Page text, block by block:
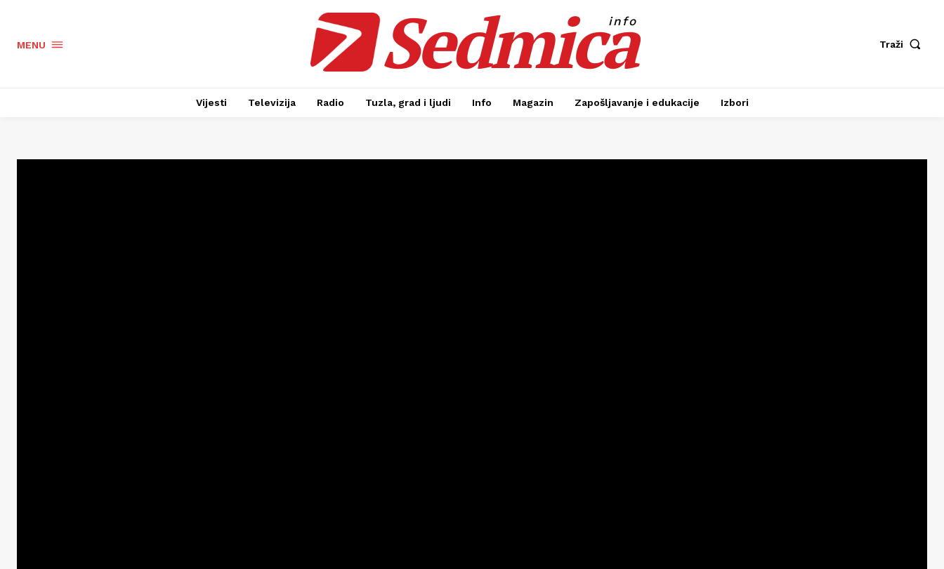
MENU Sedmica
info
Traži
Vijesti Televizija Radio Tuzla, grad i ljudi Info Magazin Zapošljavanje i edukacije Izbori